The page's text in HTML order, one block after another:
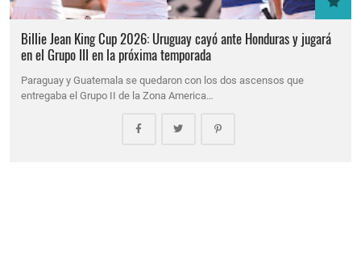
Billie Jean King Cup 2026: Uruguay cayó ante Honduras y jugará
en el Grupo III en la próxima temporada
Paraguay y Guatemala se quedaron con los dos ascensos que
entregaba el Grupo II de la Zona America…